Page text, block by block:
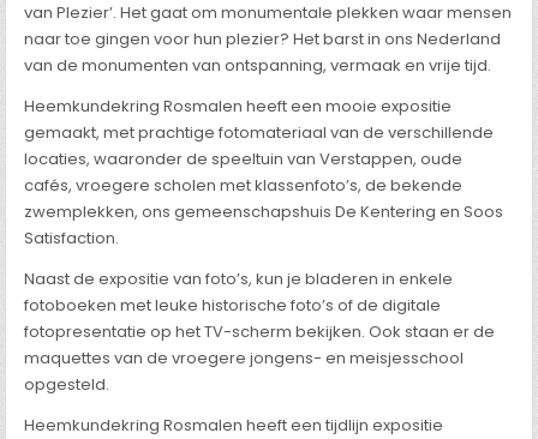
van Plezier’. Het gaat om monumentale plekken waar mensen
naar toe gingen voor hun plezier? Het barst in ons Nederland
van de monumenten van ontspanning, vermaak en vrije tijd.
Heemkundekring Rosmalen heeft een mooie expositie
gemaakt, met prachtige fotomateriaal van de verschillende
locaties, waaronder de speeltuin van Verstappen, oude
cafés, vroegere scholen met klassenfoto’s, de bekende
zwemplekken, ons gemeenschapshuis De Kentering en Soos
Satisfaction.
Naast de expositie van foto’s, kun je bladeren in enkele
fotoboeken met leuke historische foto’s of de digitale
fotopresentatie op het TV-scherm bekijken. Ook staan er de
maquettes van de vroegere jongens- en meisjesschool
opgesteld.
Heemkundekring Rosmalen heeft een tijdlijn expositie